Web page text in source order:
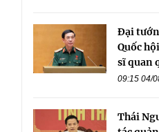
Đại
Quốc
sĩ quan
09:15 04/
Thái